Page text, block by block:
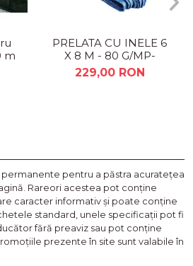
m
PRELATA CU INELE 6
X 8 M - 80 G/MP-
ALBASTRU
229,00 RON
pentru a păstra acurateţea
Rareori acestea pot conţine
caracter informativ şi poate conţine
standard, unele specificaţii pot fi
fără preaviz sau pot conţine
prezente în site sunt valabile în